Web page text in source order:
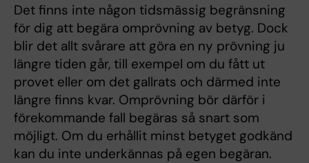
Det finns inte någon tidsmässig begränsning
för dig att begära omprövning av betyg. Dock
blir det allt svårare att göra en ny prövning ju
längre tiden går, till exempel om du fått ut
provet eller om det gallrats och därmed inte
längre finns kvar. Omprövning bör därför i
förekommande fall begäras så snart som
möjligt. Om du erhållit minst betyget godkänd
kan du inte underkännas på egen begäran.